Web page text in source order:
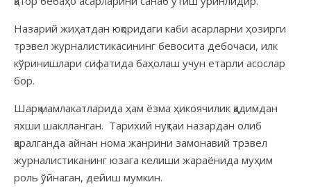
Назарий жиҳатдан юқоридаги каби асарларни ҳозирги
трэвел журналистикасининг бевосита дебочаси, илк
кўринишлари сифатида баҳолаш учун етарли асослар
бор.
Шарқ мамлакатларида ҳам ёзма ҳикоячилик қадимдан
яхши шаклланган. Тарихий нуқтаи назардан олиб
қаралганда айнан нома жанрини замонавий трэвел
журналистиканинг юзага келиши жараёнида муҳим
роль ўйнаган, дейиш мумкин.